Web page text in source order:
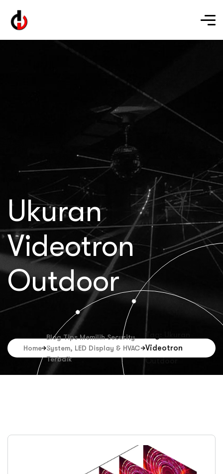
Ukuran
Videotron
Outdoor
Home
Blog Tips Memilih Security
System, LED Display & HVAC
Terbaik
Tag: Ukuran
Videotron